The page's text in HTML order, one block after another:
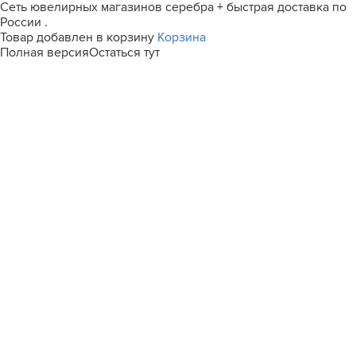
Сеть ювелирных магазинов серебра + быстрая доставка по
России .
Товар добавлен в корзину Корзина
Полная версияОстаться тут